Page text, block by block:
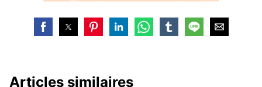
Articles similaires